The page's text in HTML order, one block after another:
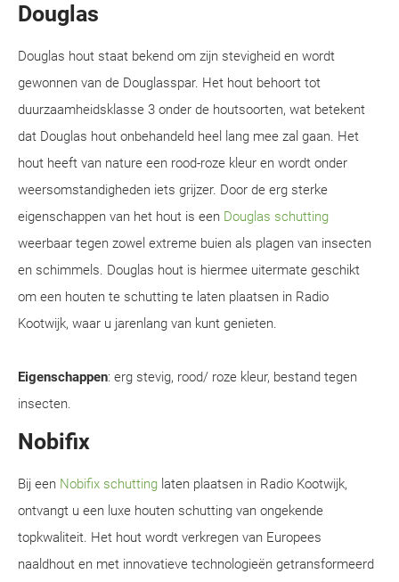
Douglas
Douglas hout staat bekend om zijn stevigheid en wordt
gewonnen van de Douglasspar. Het hout behoort tot
duurzaamheidsklasse 3 onder de houtsoorten, wat betekent
dat Douglas hout onbehandeld heel lang mee zal gaan. Het
hout heeft van nature een rood-roze kleur en wordt onder
weersomstandigheden iets grijzer. Door de erg sterke
eigenschappen van het hout is een Douglas schutting
weerbaar tegen zowel extreme buien als plagen van insecten
en schimmels. Douglas hout is hiermee uitermate geschikt
om een houten te schutting te laten plaatsen in Radio
Kootwijk, waar u jarenlang van kunt genieten.
Eigenschappen: erg stevig, rood/ roze kleur, bestand tegen
insecten.
Nobifix
Bij een Nobifix schutting laten plaatsen in Radio Kootwijk,
ontvangt u een luxe houten schutting van ongekende
topkwaliteit. Het hout wordt verkregen van Europees
naaldhout en met innovatieve technologieën getransformeerd